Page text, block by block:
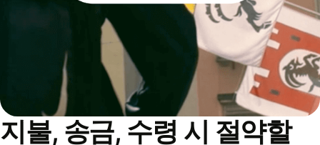
지불, 송금, 수령 시 절약할